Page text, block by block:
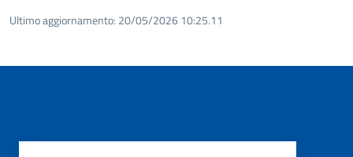
Ultimo aggiornamento: 20/05/2026 10:25.11